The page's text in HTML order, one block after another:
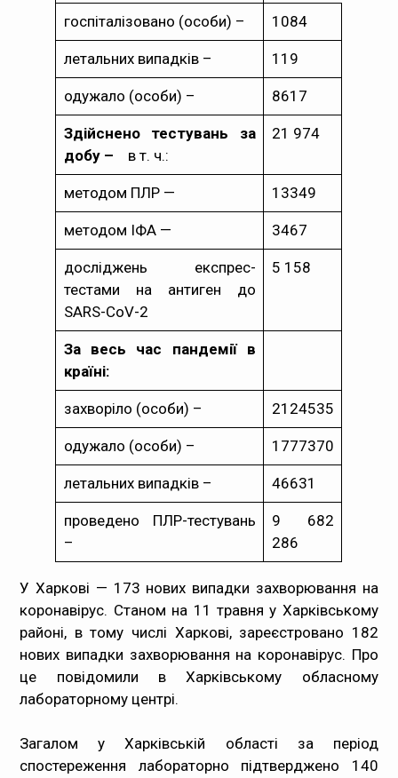
Контакти
госпіталізовано (особи) – 1084
летальних випадків – 119
одужало (особи) – 8617
Здійснено тестувань за
добу – в т. ч.:
21 974
методом ПЛР — 13349
методом ІФА — 3467
досліджень експрес-
тестами на антиген до
SARS-CoV-2
5 158
За весь час пандемії в
країні:
захворіло (особи) – 2124535
одужало (особи) – 1777370
летальних випадків – 46631
проведено ПЛР-тестувань
–
9 682
286
У Харкові — 173 нових випадки захворювання на
коронавірус. Станом на 11 травня у Харківському
районі, в тому числі Харкові, зареєстровано 182
нових випадки захворювання на коронавірус. Про
це повідомили в Харківському обласному
лабораторному центрі.
Загалом у Харківській області за період
спостереження лабораторно підтверджено 140